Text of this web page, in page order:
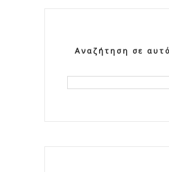
Αναζήτηση σε